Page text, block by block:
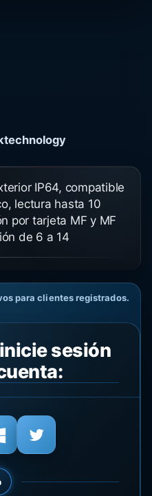
IP64, compatible
lectura hasta 10
por tarjeta MF y MF
de 6 a 14
para clientes registrados.
sesión